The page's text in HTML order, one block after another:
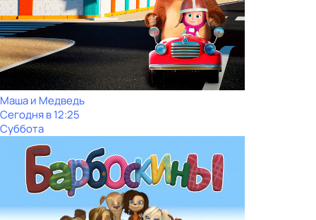
Маша и Медведь
Сегодня в 12:25
Суббота